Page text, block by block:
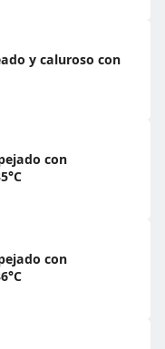
y caluroso con
con
con